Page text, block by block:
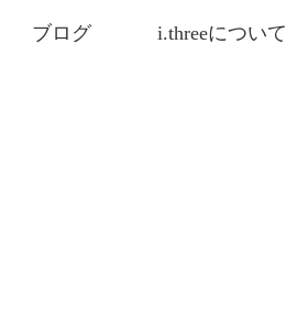
ブログ i.threeについて